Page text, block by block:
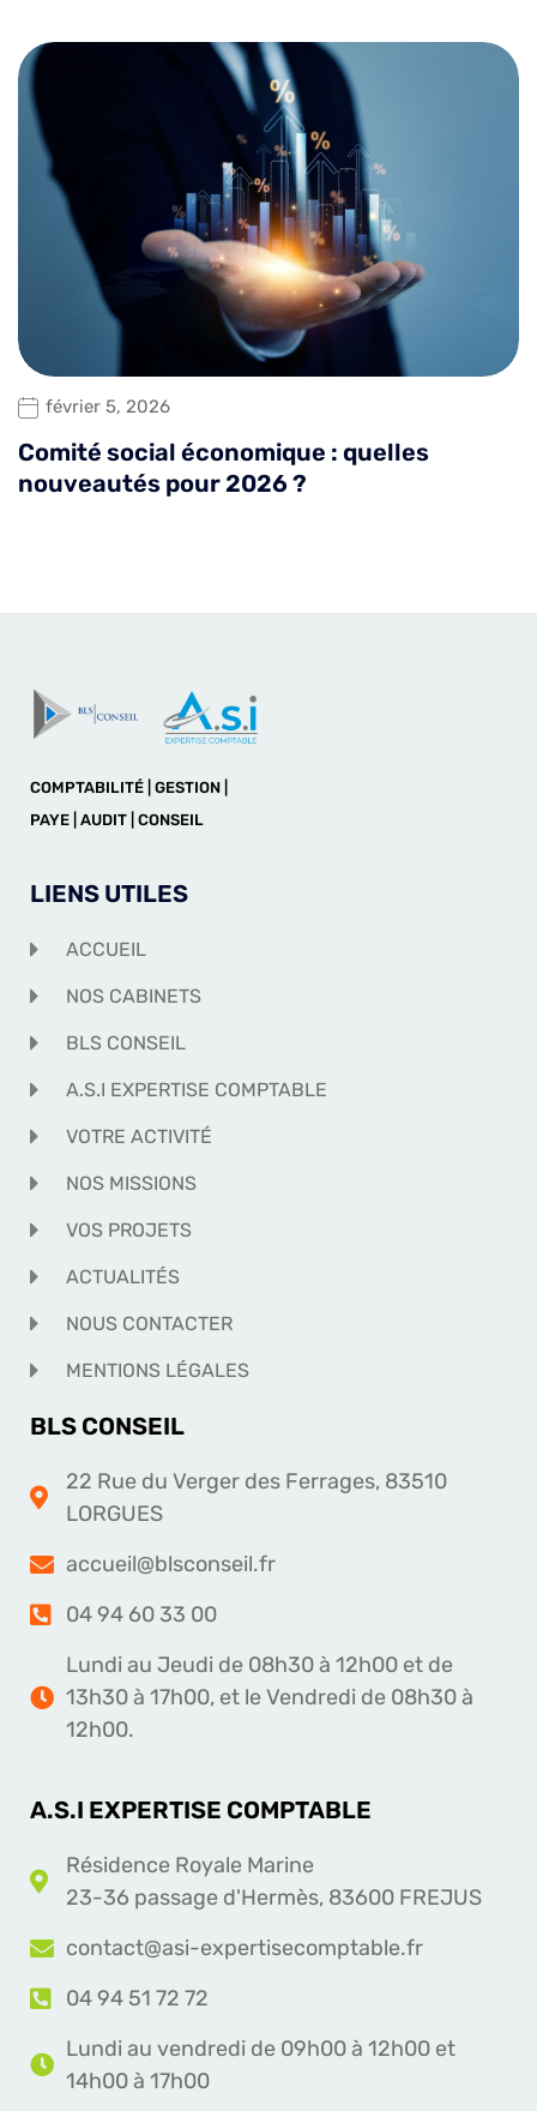
février 5, 2026
Comité social économique : quelles
nouveautés pour 2026 ?
COMPTABILITÉ | GESTION |
PAYE | AUDIT | CONSEIL
LIENS UTILES
ACCUEIL
NOS CABINETS
BLS CONSEIL
A.S.I EXPERTISE COMPTABLE
VOTRE ACTIVITÉ
NOS MISSIONS
VOS PROJETS
ACTUALITÉS
NOUS CONTACTER
MENTIONS LÉGALES
BLS CONSEIL
22 Rue du Verger des Ferrages, 83510
LORGUES
accueil@blsconseil.fr
04 94 60 33 00
Lundi au Jeudi de 08h30 à 12h00 et de
13h30 à 17h00, et le Vendredi de 08h30 à
12h00.
A.S.I EXPERTISE COMPTABLE
Résidence Royale Marine
23-36 passage d'Hermès, 83600 FREJUS
contact@asi-expertisecomptable.fr
04 94 51 72 72
Lundi au vendredi de 09h00 à 12h00 et
14h00 à 17h00